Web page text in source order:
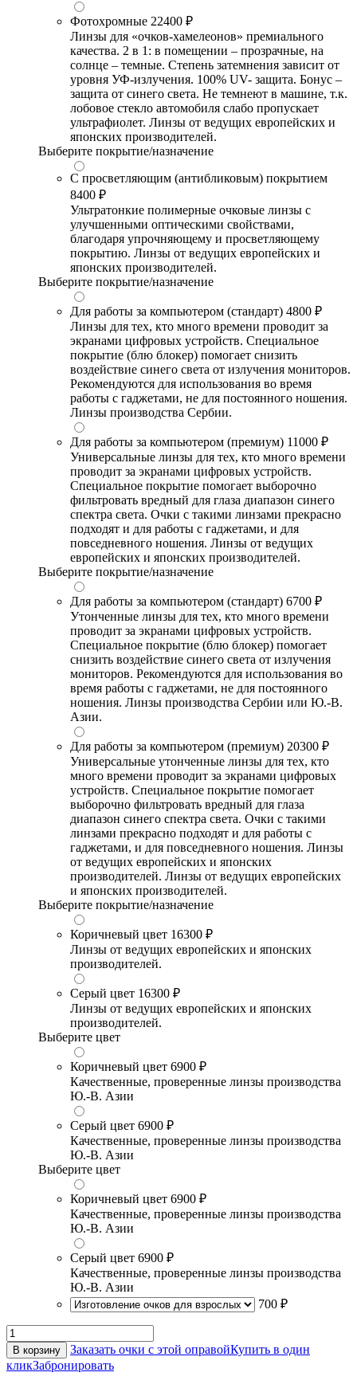
Фотохромные 22400 ₽
Линзы для «очков-хамелеонов» премиального
качества. 2 в 1: в помещении – прозрачные, на
солнце – темные. Степень затемнения зависит от
уровня УФ-излучения. 100% UV- защита. Бонус –
защита от синего света. Не темнеют в машине, т.к.
лобовое стекло автомобиля слабо пропускает
ультрафиолет. Линзы от ведущих европейских и
японских производителей.
Выберите покрытие/назначение
С просветляющим (антибликовым) покрытием
8400 ₽
Ультратонкие полимерные очковые линзы с
улучшенными оптическими свойствами,
благодаря упрочняющему и просветляющему
покрытию. Линзы от ведущих европейских и
японских производителей.
Выберите покрытие/назначение
Для работы за компьютером (стандарт) 4800 ₽
Линзы для тех, кто много времени проводит за
экранами цифровых устройств. Специальное
покрытие (блю блокер) помогает снизить
воздействие синего света от излучения мониторов.
Рекомендуются для использования во время
работы с гаджетами, не для постоянного ношения.
Линзы производства Сербии.
Для работы за компьютером (премиум) 11000 ₽
Универсальные линзы для тех, кто много времени
проводит за экранами цифровых устройств.
Специальное покрытие помогает выборочно
фильтровать вредный для глаза диапазон синего
спектра света. Очки с такими линзами прекрасно
подходят и для работы с гаджетами, и для
повседневного ношения. Линзы от ведущих
европейских и японских производителей.
Выберите покрытие/назначение
Для работы за компьютером (стандарт) 6700 ₽
Утонченные линзы для тех, кто много времени
проводит за экранами цифровых устройств.
Специальное покрытие (блю блокер) помогает
снизить воздействие синего света от излучения
мониторов. Рекомендуются для использования во
время работы с гаджетами, не для постоянного
ношения. Линзы производства Сербии или Ю.-В.
Азии.
Для работы за компьютером (премиум) 20300 ₽
Универсальные утонченные линзы для тех, кто
много времени проводит за экранами цифровых
устройств. Специальное покрытие помогает
выборочно фильтровать вредный для глаза
диапазон синего спектра света. Очки с такими
линзами прекрасно подходят и для работы с
гаджетами, и для повседневного ношения. Линзы
от ведущих европейских и японских
производителей. Линзы от ведущих европейских
и японских производителей.
Выберите покрытие/назначение
Коричневый цвет 16300 ₽
Линзы от ведущих европейских и японских
производителей.
Серый цвет 16300 ₽
Линзы от ведущих европейских и японских
производителей.
Выберите цвет
Коричневый цвет 6900 ₽
Качественные, проверенные линзы производства
Ю.-В. Азии
Серый цвет 6900 ₽
Качественные, проверенные линзы производства
Ю.-В. Азии
Выберите цвет
Коричневый цвет 6900 ₽
Качественные, проверенные линзы производства
Ю.-В. Азии
Серый цвет 6900 ₽
Качественные, проверенные линзы производства
Ю.-В. Азии
700 ₽
В корзину Заказать очки с этой оправойКупить в один
кликЗабронировать